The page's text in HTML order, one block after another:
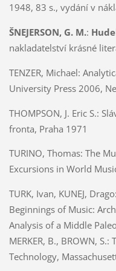
1948, 83 s., vydání v
ŠNEJERSON, G. M.:
nakladatelství krásné
TENZER, Michael:
University Press 2006,
THOMPSON, J. Eric S.:
fronta, Praha 1971
TURINO, Thomas: The
Excursions in World
TURK, Ivan, KUNEJ,
Beginnings of Music:
Analysis of a Middle
MERKER, B., BROWN,
Technology,